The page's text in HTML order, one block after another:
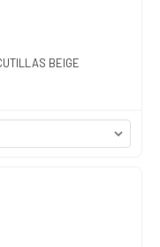
BEIGE